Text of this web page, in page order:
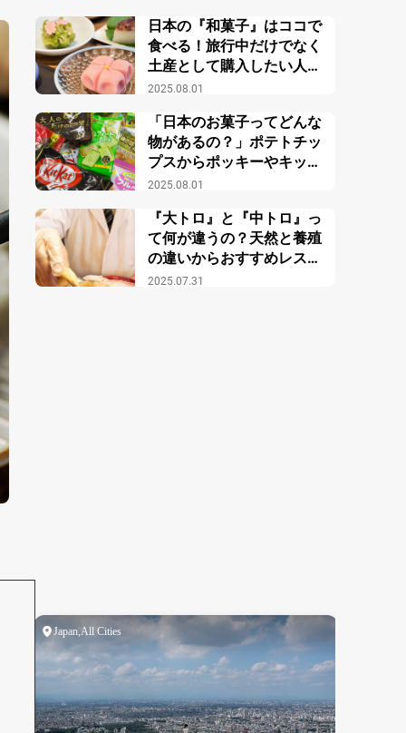
2025.08.01
日本の『和菓子』はココで
食べる！旅行中だけでなく
土産として購入したい人に
もおすすめ
2025.08.01
「日本のお菓子ってどんな
物があるの？」ポテトチッ
プスからポッキーやキット
カットまでを全部ご紹介
2025.07.31
『大トロ』と『中トロ』っ
て何が違うの？天然と養殖
の違いからおすすめレスト
ランまで